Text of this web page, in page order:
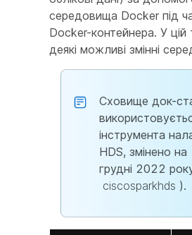
середовища Docker під
Docker-контейнера. У цій
деякі можливі змінні
Сховище док-
інструмента
HDS, змінено на
грудні 2022
ciscosparkhds ).